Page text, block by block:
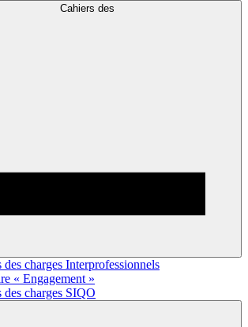
Cahiers des
des charges Interprofessionnels
« Engagement »
des charges SIQO